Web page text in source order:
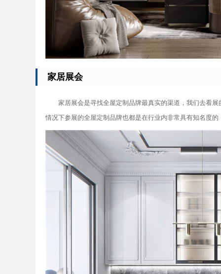
家居展会
家居展会是寻找全屋定制品牌最真实的渠道，我们去看
情况下参展的全屋定制品牌也都是在行业内非常具有知名度